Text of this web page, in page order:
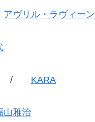
アヴリル・ラヴィーン
ブ / KARA
山雅治